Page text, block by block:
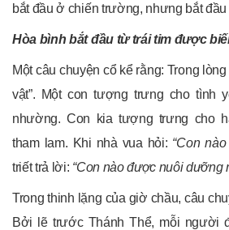
bắt đầu ở chiến trường, nhưng bắt
Hòa bình bắt đầu từ trái tim được
Một câu chuyện cổ kể rằng: Trong
vật”. Một con tượng trưng cho tình
nhường. Con kia tượng trưng cho
tham lam. Khi nhà vua hỏi: “Con
triết trả lời: “Con nào được nuôi dưỡng
Trong thinh lặng của giờ chầu, câu
Bởi lẽ trước Thánh Thể, mỗi người